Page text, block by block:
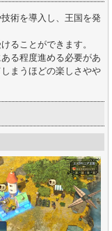
術を導入し、王国を発
ることができます。
る程度進める必要があ
まうほどの楽しさやや